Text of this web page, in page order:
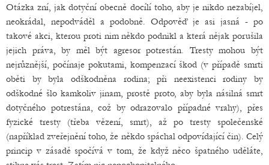
Otázka zní, jak dotyční obecně docílí toho, aby je nikdo nezabíjel,
neokrádal, nepodváděl a podobně. Odpověď je asi jasná - po
takové akci, kterou proti nim někdo podnikl a která nějak porušila
jejich práva, by měl být agresor potrestán. Tresty mohou být
nejrůznější, počínaje pokutami, kompenzací škod (v případě smrti
oběti by byla odškodněna rodina; při neexistenci rodiny by
odškodné šlo kamkoliv jinam, prostě proto, aby byla násilná smrt
dotyčného potrestána, což by odrazovalo případné vrahy), přes
fyzické tresty (třeba vězení, smrt), až po tresty společenské
(například zveřejnění toho, že někdo spáchal odpovídající čin). Celý
princip v zásadě spočívá v tom, že když něco špatného uděláte,